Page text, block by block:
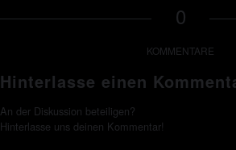
0
KOMMENTARE
Hinterlasse einen
An der Diskussion beteiligen?
Hinterlasse uns deinen Kommentar!